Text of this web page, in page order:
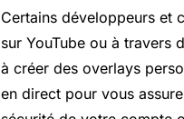
Certains développeurs et
sur YouTube ou à travers
à créer des overlays
en direct pour vous